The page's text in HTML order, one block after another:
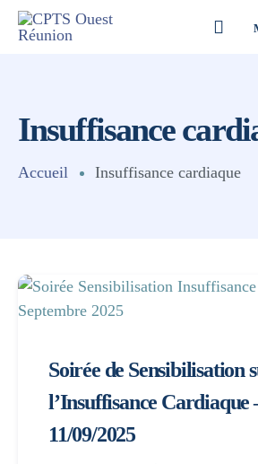
Insuffisance
Accueil Insuffisance cardiaque
Soirée de Sensibilisation
l’Insuffisance Cardiaque
11/09/2025